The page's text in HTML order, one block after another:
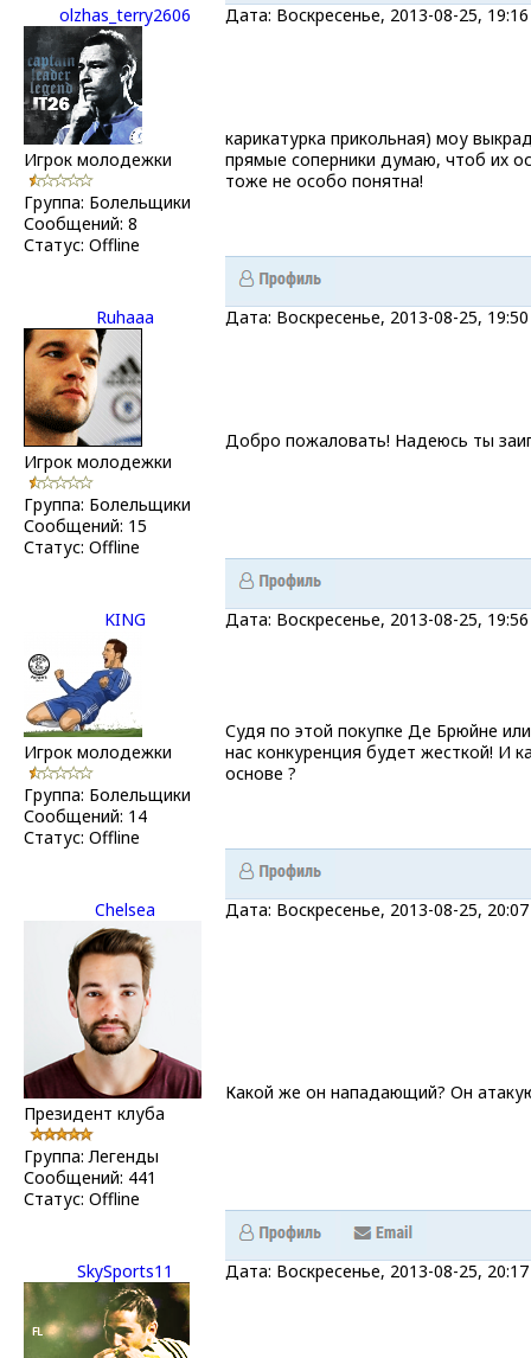
olzhas_terry2606 Дата: Воскресенье, 2013-08-25,
Игрок молодежки
Группа: Болельщики
Сообщений: 8
Статус: Offline
карикатурка прикольная) моу
прямые соперники думаю, чтоб их
тоже не особо понятна!
Ruhaaa Дата: Воскресенье, 2013-08-25,
Игрок молодежки
Группа: Болельщики
Сообщений: 15
Статус: Offline
Добро пожаловать! Надеюсь ты
KING Дата: Воскресенье, 2013-08-25,
Игрок молодежки
Группа: Болельщики
Сообщений: 14
Статус: Offline
Судя по этой покупке Де Брюйне
нас конкуренция будет жесткой! И
основе ?
Chelsea Дата: Воскресенье, 2013-08-25,
Президент клуба
Группа: Легенды
Сообщений: 441
Статус: Offline
Какой же он нападающий? Он
SkySports11 Дата: Воскресенье, 2013-08-25,